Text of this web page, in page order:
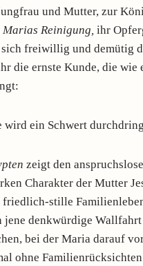
und Mutter, zur
Marias Reinigung, ihr
freiwillig und demütig
die ernste Kunde, die wie
wird ein Schwert
zeigt den
Charakter der Mutter
stille
jene denkwürdige
bei der Maria darauf
ohne